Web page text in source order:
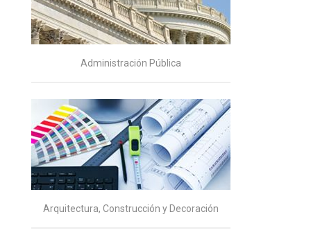
Administración Pública
Arquitectura, Construcción y Decoración